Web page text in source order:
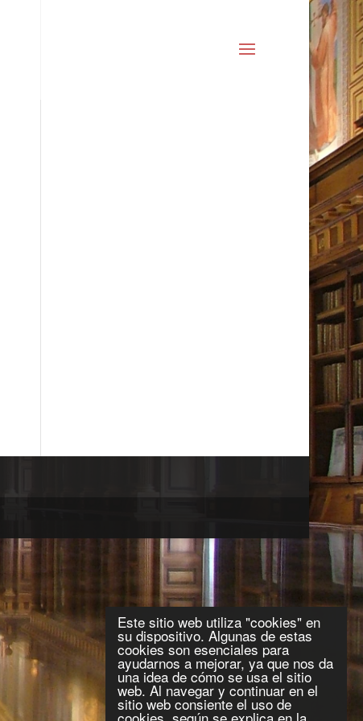
Este sitio web utiliza "cookies" en
su dispositivo. Algunas de estas
cookies son esenciales para
ayudarnos a mejorar, ya que nos da
una idea de cómo se usa el sitio
web. Al navegar y continuar en el
sitio web consiente el uso de